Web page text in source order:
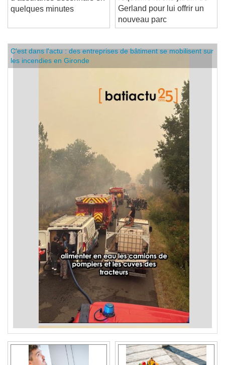
d’assurance décennale en
requalifie la cité-jardin de
Gerland pour lui offrir un
nouveau parc
C'est dans l'actu : des entreprises de bâtiment se mobilisent sur
les incendies en Gironde